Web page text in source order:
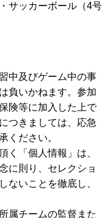
サッカーボール（4号
中及びゲーム中の事
負いかねます。参加
険等に加入した上で
つきましては、応急
ください。
く「個人情報」は、
に則り、セレクショ
ないことを徹底し、
属チームの監督また